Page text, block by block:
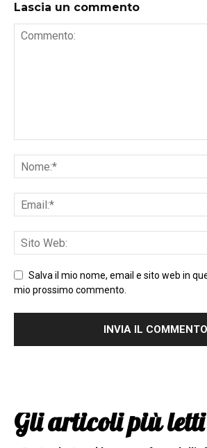
Lascia un commento
Salva il mio nome, email e sito web in
mio prossimo commento.
Gli articoli più letti